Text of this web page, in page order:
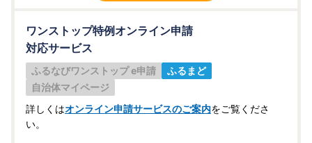
ワンストップ特例オンライン申請
対応サービス
ふるなびワンストップ e申請
ふるまど
自治体マイページ
詳しくはオンライン申請サービスのご案内をご覧くださ
い。